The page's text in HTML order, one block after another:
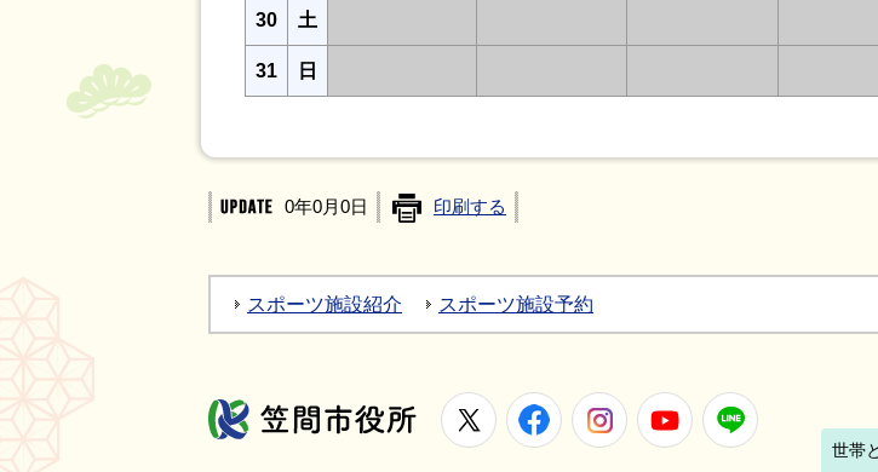
30 土
31 日
0年0月0日 印刷する
スポーツ施設紹介 スポーツ施設予約
笠間市役所
X FacebookInstagramYoutube